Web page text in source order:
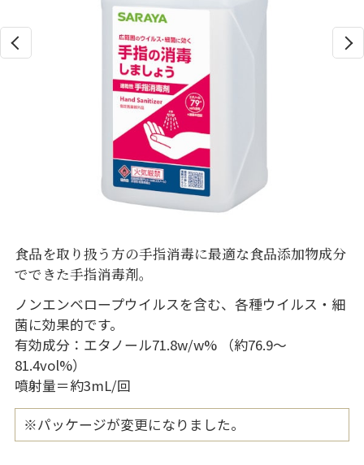
食品を取り扱う方の手指消毒に最適な食品添加物成分
でできた手指消毒剤。
ノンエンベロープウイルスを含む、各種ウイルス・細
菌に効果的です。
有効成分：エタノール71.8w/w% （約76.9～
81.4vol%）
噴射量＝約3mL/回
※パッケージが変更になりました。